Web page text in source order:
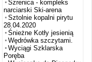
Szrenica - kompleks
narciarski Ski-arena
Sztolnie kopalni pirytu
28.04.2020
Śnieżne Kotły jesienią
Wędrówka szczytami.
Wyciągi Szklarska
Poręba